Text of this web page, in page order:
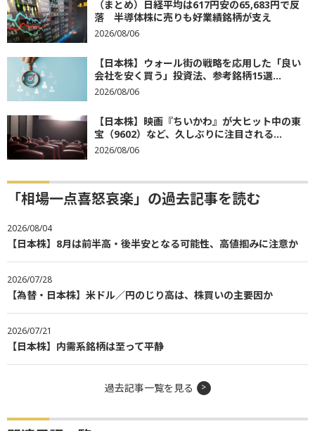
（まとめ）日経平均は617円安の65,683円で反
落 半導体株に売りも好業績銘柄が支え
2026/08/06
【日本株】ウォール街の戦略を応用した「良い
会社を安く買う」投資法、参考銘柄15選...
2026/08/06
【日本株】映画『ちいかわ』が大ヒット中の東
宝（9602）など、久しぶりに注目される...
2026/08/06
「相場一点喜怒哀楽」の過去記事を読む
2026/08/04
【日本株】8月は前半高・後半安となる可能性、高値掴みに注意か
2026/07/28
【為替・日本株】米ドル／円のじり高は、株買いの主要因か
2026/07/21
【日本株】内需系銘柄は至って平静
過去記事一覧を見る